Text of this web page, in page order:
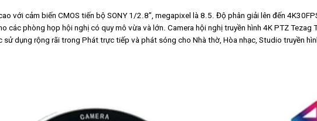
với cảm biến CMOS tiến bộ SONY 1/2.8”, megapixel là 8.5. Độ phân giải lên đến
các phòng họp hội nghị có quy mô vừa và lớn. Camera hội nghị truyền hình 4K PTZ
dụng rộng rãi trong Phát trực tiếp và phát sóng cho Nhà thờ, Hòa nhạc, Studio truyền